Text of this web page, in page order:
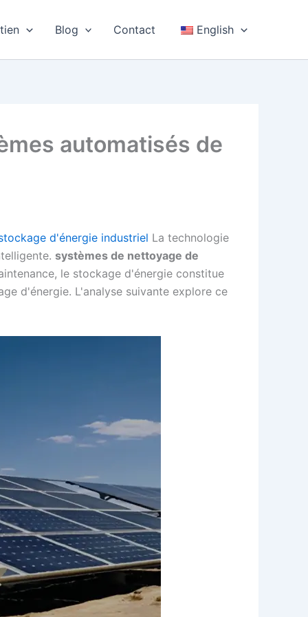
Blog Contact English
automatisés de
d'énergie industriel La technologie
systèmes de nettoyage de
le stockage d'énergie constitue
d'énergie. L'analyse suivante explore ce